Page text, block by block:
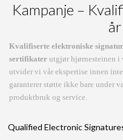
Kampanje –
Kvalifiserte elektroniske
sertifikater utgjør hjørnesteinen i
utvider vi vår ekspertise innen
garanterer støtte ikke bare under
produktbruk og service.
Qualified Electronic